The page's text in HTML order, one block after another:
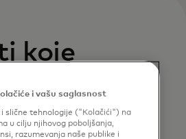
koje
startap
i vašu saglasnost
i slične tehnologije ("Kolačići") na
u cilju njihovog poboljšanja,
razumevanja naše publike i